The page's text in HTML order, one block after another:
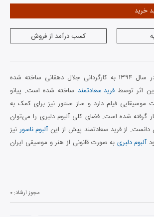
خرید
کسب درآمد از فروش
فیلم سینمایی دلبری در سال ۱۳۹۴ به کارگردانی جلال دهقانی ساخته شده
اثر توسطفرید سعادتمند ساخته شده است. پیانو
فیلم دارد و ساز سنتور نیز برای کمک به
گرفته شده است. فضای کلی آلبوم دلبری را می‌توان
از فرید سعادتمند پیش از اینآلبوم ناسور نیز
آلبوم دلبریبه صورت قانونی از هنر و موسیقی ایران
مجوز ارشاد: ۰